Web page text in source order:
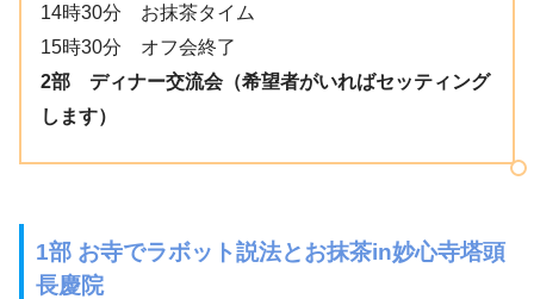
14時30分 お抹茶タイム
15時30分 オフ会終了
2部 ディナー交流会（希望者がいればセッティング
します）
1部 お寺でラボット説法とお抹茶in妙心寺塔頭
長慶院